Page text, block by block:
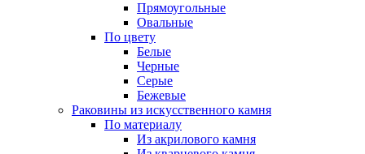
Прямоугольные
Овальные
По цвету
Белые
Черные
Серые
Бежевые
Раковины из искусственного камня
По материалу
Из акрилового камня